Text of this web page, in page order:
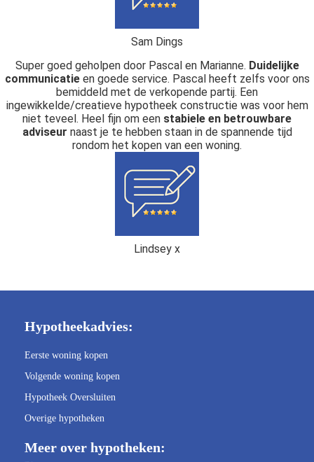
Sam Dings
Super goed geholpen door Pascal en Marianne. Duidelijke
communicatieen goede service. Pascal heeft zelfs voor ons
bemiddeld met de verkopende partij. Een
ingewikkelde/creatieve hypotheek constructie was voor hem
niet teveel. Heel fijn om een stabiele en betrouwbare
adviseur naast je te hebben staan in de spannende tijd
rondom het kopen van een woning.
Lindsey x
Hypotheekadvies:
Eerste woning kopen
Volgende woning kopen
Hypotheek Oversluiten
Overige hypotheken
Meer over hypotheken: